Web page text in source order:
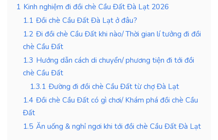
1 Kinh nghiệm đi đồi chè Cầu Đất Đà Lạt 2026
1.1 Đồi chè Cầu Đất Đà Lạt ở đâu?
1.2 Đi đồi chè Cầu Đất khi nào/ Thời gian lí tưởng đi đồi
chè Cầu Đất
1.3 Hướng dẫn cách di chuyển/ phương tiện đi tới đồi
chè Cầu Đất
1.3.1 Đường đi đồi chè Cầu Đất từ chợ Đà Lạt
1.4 Đồi chè Cầu Đất có gì chơi/ Khám phá đồi chè Cầu
Đất
1.5 Ăn uống & nghỉ ngơi khi tới đồi chè Cầu Đất Đà Lạt